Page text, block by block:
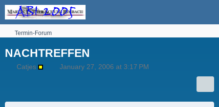
Termin-Forum
NACHTREFFEN
Catjes January 27, 2006 at 3:17 PM